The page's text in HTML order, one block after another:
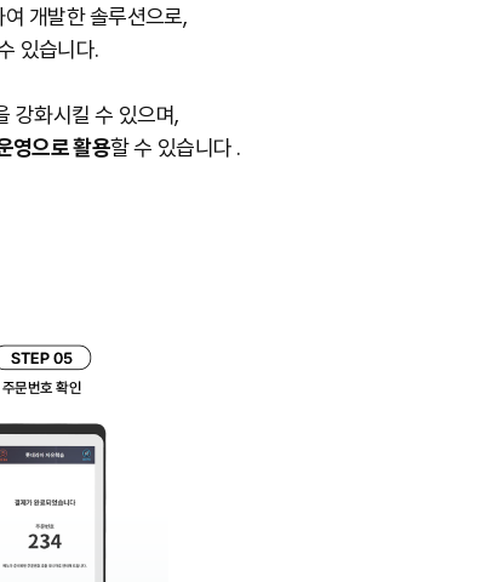
여 개발한 솔루션으로,
있습니다.
강화시킬 수 있으며,
영으로 활용할 수 있습니다 .